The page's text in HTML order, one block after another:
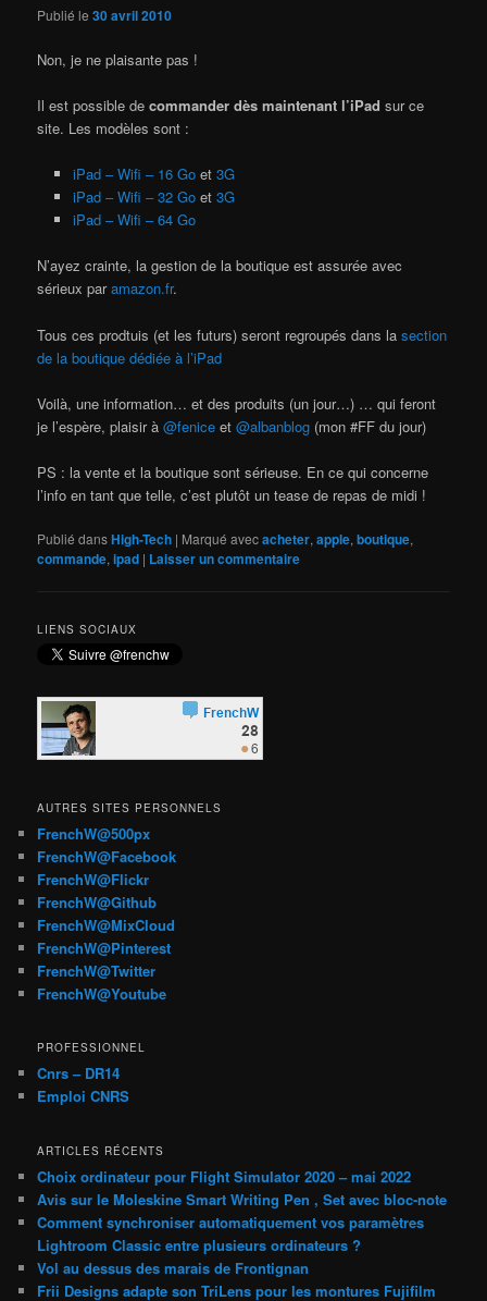
Publié le30 avril 2010
Non, je ne plaisante pas !
Il est possible decommander dès maintenant l’iPad sur ce
site. Les modèles sont :
iPad – Wifi – 16 Goet 3G
iPad – Wifi – 32 Goet 3G
iPad – Wifi – 64 Go
N’ayez crainte, la gestion de la boutique est assurée avec
sérieux paramazon.fr.
Tous ces prodtuis (et les futurs) seront regroupés dans lasection
de la boutique dédiée à l’iPad
Voilà, une information… et des produits (un jour…) … qui feront
je l’espère, plaisir à@fenice et@albanblog (mon #FF du jour)
PS : la vente et la boutique sont sérieuse. En ce qui concerne
l’info en tant que telle, c’est plutôt un tease de repas de midi !
Publié dansHigh-Tech | Marqué avecacheter,apple,boutique,
commande,ipad | Laisser un commentaire
LIENS SOCIAUX
AUTRES SITES PERSONNELS
FrenchW@500px
FrenchW@Facebook
FrenchW@Flickr
FrenchW@Github
FrenchW@MixCloud
FrenchW@Pinterest
FrenchW@Twitter
FrenchW@Youtube
PROFESSIONNEL
Cnrs – DR14
Emploi CNRS
ARTICLES RÉCENTS
Choix ordinateur pour Flight Simulator 2020 – mai 2022
Avis sur le Moleskine Smart Writing Pen , Set avec bloc-note
Comment synchroniser automatiquement vos paramètres
Lightroom Classic entre plusieurs ordinateurs ?
Vol au dessus des marais de Frontignan
Frii Designs adapte son TriLens pour les montures Fujifilm